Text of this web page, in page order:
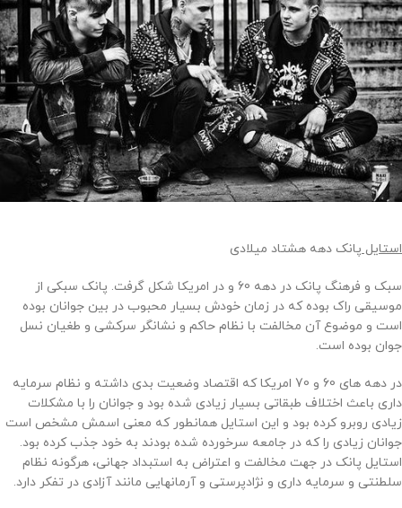
استایل پانک دهه هشتاد میلادی
سبک و فرهنگ پانک در دهه 60 و در امریکا شکل گرفت. پانک سبکی از
موسیقی راک بوده که در زمان خودش بسیار محبوب در بین جوانان بوده
است و موضوع آن مخالفت با نظام حاکم و نشانگر سرکشی و طغیان نسل
جوان بوده است.
در دهه های 60 و 70 امریکا که اقتصاد وضعیت بدی داشته و نظام سرمایه
داری باعث اختلاف طبقاتی بسیار زیادی شده بود و جوانان را با مشکلات
زیادی روبرو کرده بود و این استایل همانطور که معنی اسمش مشخص است
جوانان زیادی را که در جامعه سرخورده شده بودند به خود جذب کرده بود.
استایل پانک در جهت مخالفت و اعتراض به استبداد جهانی، هرگونه نظام
سلطنتی و سرمایه داری و نژادپرستی و آرمانهایی مانند آزادی در تفکر دارد.